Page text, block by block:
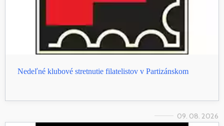
Nedeľné klubové stretnutie filatelistov v Partizánskom
09. 08. 2026